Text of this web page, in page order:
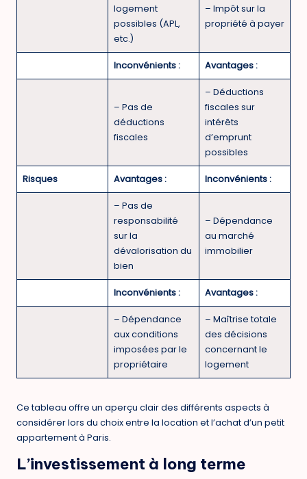
logement
possibles (APL,
etc.)
– Impôt sur la
propriété à payer
Inconvénients : Avantages :
– Pas de
déductions
fiscales
– Déductions
fiscales sur
intérêts
d’emprunt
possibles
Risques Avantages : Inconvénients :
– Pas de
responsabilité
sur la
dévalorisation du
bien
– Dépendance
au marché
immobilier
Inconvénients : Avantages :
– Dépendance
aux conditions
imposées par le
propriétaire
– Maîtrise totale
des décisions
concernant le
logement
Ce tableau offre un aperçu clair des différents aspects à
considérer lors du choix entre la location et l’achat d’un petit
appartement à Paris.
L’investissement à long terme